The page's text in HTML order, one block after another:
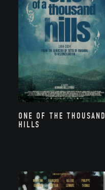
ONE OF THE THOUSAND
HILLS